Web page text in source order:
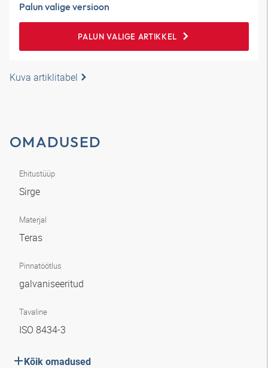
Palun valige versioon
PALUN VALIGE ARTIKKEL
Kuva artiklitabel
OMADUSED
Ehitustüüp
Sirge
Materjal
Teras
Pinnatöötlus
galvaniseeritud
Tavaline
ISO 8434-3
Kõik omadused